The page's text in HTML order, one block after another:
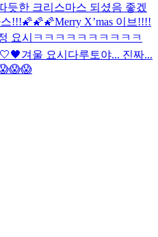
듯한 크리스마스 되셨음 좋겠
!!!🌠🌠🌠Merry X’mas 이브!!!!
요시 ㅋㅋㅋㅋㅋㅋㅋㅋㅋㅋ
🤍🖤겨울 요시다루토야... 진짜...